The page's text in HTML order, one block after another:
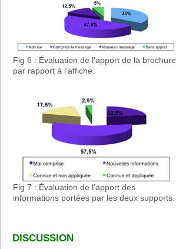
Fig 6 : Évaluation de l’apport de la brochure
par rapport à l’affiche.
Fig 7 : Évaluation de l’apport des
informations portées par les deux supports.
DISCUSSION